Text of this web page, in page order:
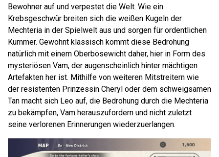
Bewohner auf und verpestet die Welt. Wie ein
Krebsgeschwür breiten sich die weißen Kugeln der
Mechteria in der Spielwelt aus und sorgen für ordentlichen
Kummer. Gewohnt klassisch kommt diese Bedrohung
natürlich mit einem Oberbösewicht daher, hier in Form des
mysteriösen Vam, der augenscheinlich hinter mächtigen
Artefakten her ist. Mithilfe von weiteren Mitstreitern wie
der resistenten Prinzessin Cheryl oder dem schweigsamen
Tan macht sich Leo auf, die Bedrohung durch die Mechteria
zu bekämpfen, Vam herauszufordern und nicht zuletzt
seine verlorenen Erinnerungen wiederzuerlangen.